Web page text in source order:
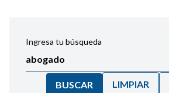
Ingresa tu búsqueda
BUSCAR LIMPIAR